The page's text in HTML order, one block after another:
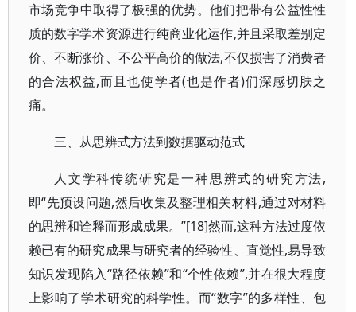
市场竞争中取得了极强的优势。他们把带有公益性性
质的数字学术资源进行纯商业化运作,并且采取差别定
价、不断涨价、不公平高价的做法,不仅损害了消费者
的合法权益,而且也使学者(也是作者)们深感切肤之
痛。
三、从思辨式方法到数据驱动范式
人文学科传统研究是一种思辨式的研究方法,
即“先预设问题,然后收集及整理相关材料,通过对材料
的思辨和诠释而形成成果。”[18]然而,这种方法过度依
赖已有的研究成果与研究者的经验性、直觉性,易导致
知识发现陷入“路径依赖”和“个性依赖”,并在很大程度
上影响了学术研究的科学性。而“数字”的多样性、包